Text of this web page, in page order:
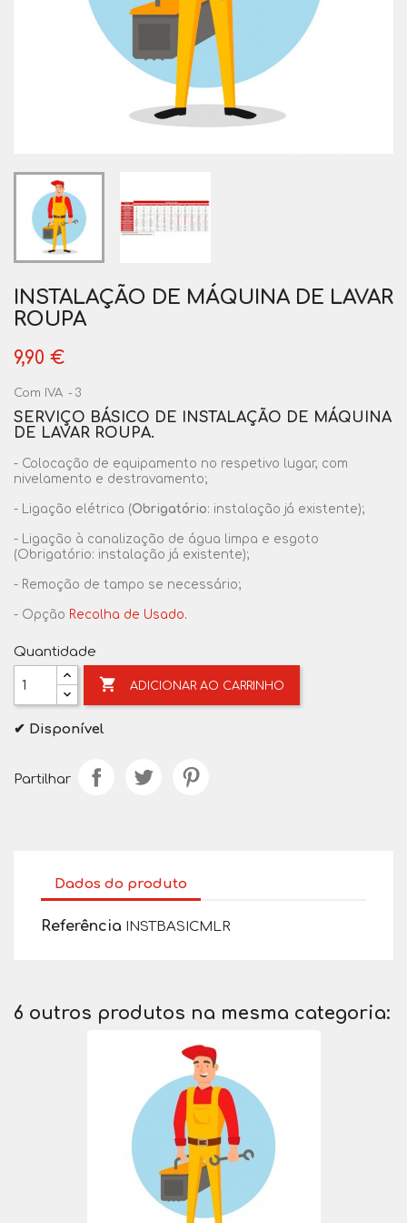
INSTALAÇÃO DE MÁQUINA DE LAVAR
ROUPA
9,90 €
Com IVA 3
SERVIÇO BÁSICO DE INSTALAÇÃO DE MÁQUINA
DE LAVAR ROUPA.
- Colocação de equipamento no respetivo lugar, com
nivelamento e destravamento;
- Ligação elétrica (Obrigatório: instalação já existente);
- Ligação à canalização de água limpa e esgoto
(Obrigatório: instalação já existente);
- Remoção de tampo se necessário;
- Opção Recolha de Usado.
Quantidade
 ADICIONAR AO CARRINHO
✔ Disponível
Partilhar
Dados do produto
Referência INSTBASICMLR
6 outros produtos na mesma categoria: